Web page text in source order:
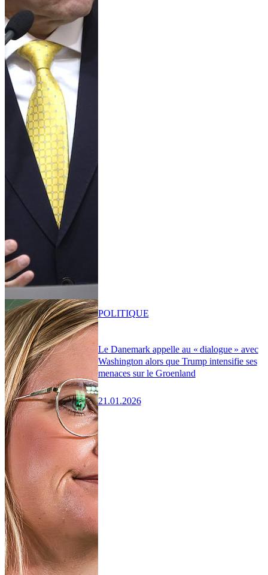
Le Danemark appelle au « dialogue » avec
Washington alors que Trump intensifie ses
menaces sur le Groenland
21.01.2026
POLITIQUE